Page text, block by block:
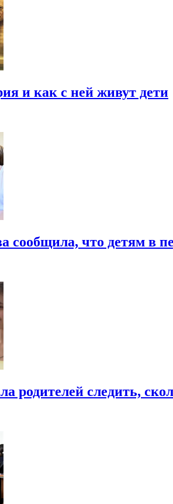
и как с ней живут дети
сообщила, что детям в
родителей следить,